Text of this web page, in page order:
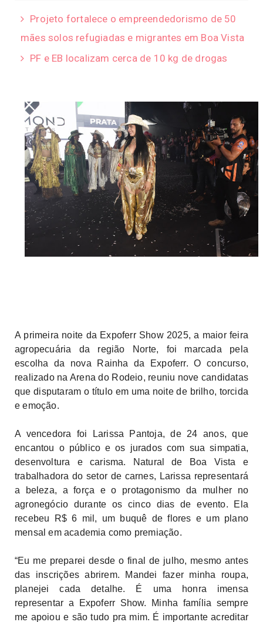
Projeto fortalece o empreendedorismo de 50
mães solos refugiadas e migrantes em Boa Vista
PF e EB localizam cerca de 10 kg de drogas
A primeira noite da Expoferr Show 2025, a maior feira
agropecuária da região Norte, foi marcada pela
escolha da nova Rainha da Expoferr. O concurso,
realizado na Arena do Rodeio, reuniu nove candidatas
que disputaram o título em uma noite de brilho, torcida
e emoção.
A vencedora foi Larissa Pantoja, de 24 anos, que
encantou o público e os jurados com sua simpatia,
desenvoltura e carisma. Natural de Boa Vista e
trabalhadora do setor de carnes, Larissa representará
a beleza, a força e o protagonismo da mulher no
agronegócio durante os cinco dias de evento. Ela
recebeu R$ 6 mil, um buquê de flores e um plano
mensal em academia como premiação.
“Eu me preparei desde o final de julho, mesmo antes
das inscrições abrirem. Mandei fazer minha roupa,
planejei cada detalhe. É uma honra imensa
representar a Expoferr Show. Minha família sempre
me apoiou e são tudo pra mim. É importante acreditar